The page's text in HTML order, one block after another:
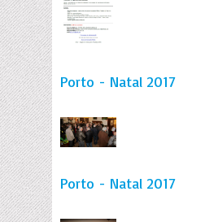
Porto - Natal 2017
Porto - Natal 2017